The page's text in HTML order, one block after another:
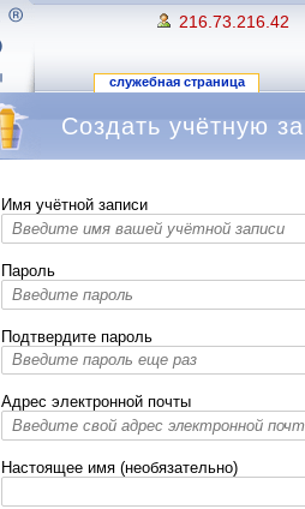
216.73.216.42
служебная страница
Создать учётную
Имя учётной записи
Пароль
Подтвердите пароль
Адрес электронной почты
Настоящее имя (необязательно)